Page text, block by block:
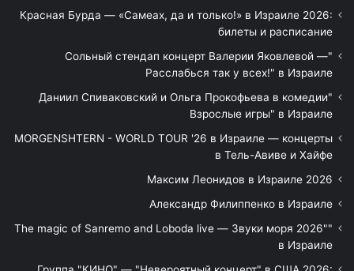
Красная Бурда — «Самеах, да и только!» в Израиле 2026:
билеты и расписание
"Сольный стендап концерт Валерии Яковлевой —
Расслабься так у всех!" в Израиле
"Даниил Спиваковский и Ольга Прокофьева в комедии
Взрослые игры" в Израиле
MORGENSHTERN - WORLD TOUR '26 в Израиле — концерты
в Тель-Авиве и Хайфе
Максим Леонидов в Израиле 2026
Александр Филиппенко в Израиле
"The magic of Sanremo and Loboda live — Звуки моря 2026"
в Израиле